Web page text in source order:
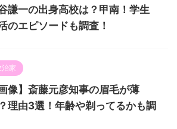
謙一の出身高校は？甲南！学生
のエピソードも調査！
治家
画像】斎藤元彦知事の眉毛が薄
理由3選！年齢や剃ってるかも調